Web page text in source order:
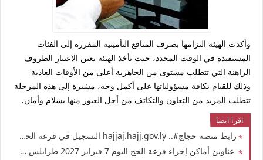
وأكدت الهيئة التزامها بصرف المنافع التأمينية المقررة إلى الفئات
المستفيدة في الوقت المحدد، حيث تأخذ الهيئة بعين الاعتبار الظروف
الراهنة التي تتطلب مستوى من الجاهزية أعلى من الأوقات العادية
وذلك للقيام بكافة مسؤولياتها على أكمل وجه، مشيرة إلى هذه المرحلة
تتطلب المزيد من التعاون والتكاتف من أجل العبور منها بسلام وأمان.
اقرا ايضا
رابط منصة حجاج#.. hajjaj.hajj.gov.ly التسجيل في قرعة الحج في ليبيا 2026 برقم التسجيل موقع التسجيل إلكترونيا في قرعة الحج لهذا العام 1448هـ - 2027م حكومة الوحدة الوطنية
عناوين أماكن إجراء قرعة الحج اليوم 7 فبراير 2027 طرابلس ليبيا اعلان نتيجة وأسماء الحجاج الفائزين